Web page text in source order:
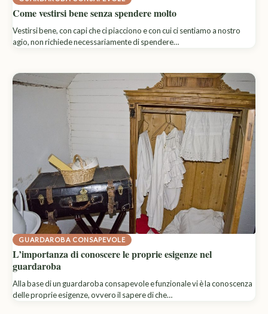
Come vestirsi bene senza spendere molto
Vestirsi bene, con capi che ci piacciono e con cui ci sentiamo a nostro
agio, non richiede necessariamente di spendere…
GUARDAROBA CONSAPEVOLE
L’importanza di conoscere le proprie esigenze nel
guardaroba
Alla base di un guardaroba consapevole e funzionale vi è la conoscenza
delle proprie esigenze, ovvero il sapere di che…